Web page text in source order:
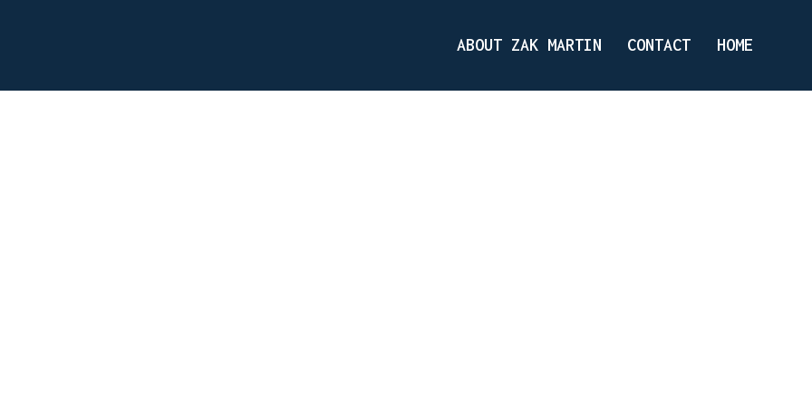
ABOUT ZAK MARTIN CONTACT HOME